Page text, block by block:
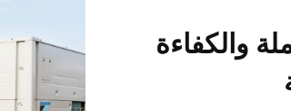
والكفاءة